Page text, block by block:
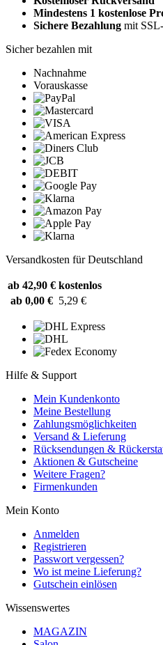
Mindestens 1 kostenlose
Sichere Bezahlung mit
Sicher bezahlen mit
Nachnahme
Vorauskasse
Versandkosten für Deutschland
ab 42,90 € kostenlos
ab 0,00 € 5,29 €
Hilfe & Support
Mein Kundenkonto
Meine Bestellung
Zahlungsmöglichkeiten
Versand & Lieferung
Rücksendungen &
Aktionen & Gutscheine
Weitere Fragen?
Firmenkunden
Mein Konto
Anmelden
Registrieren
Passwort vergessen?
Wo ist meine Lieferung?
Gutschein einlösen
Wissenswertes
MAGAZIN